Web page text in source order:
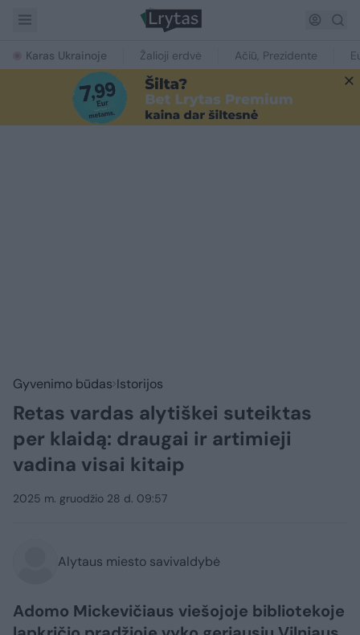
Karas Ukrainoje Žalioji erdvė Ačiū, Prezidente
Gyvenimo būdas Istorijos
Retas vardas alytiškei suteiktas
per klaidą: draugai ir artimieji
vadina visai kitaip
2025 m. gruodžio 28 d. 09:57
Alytaus miesto savivaldybė
Adomo Mickevičiaus viešojoje bibliotekoje